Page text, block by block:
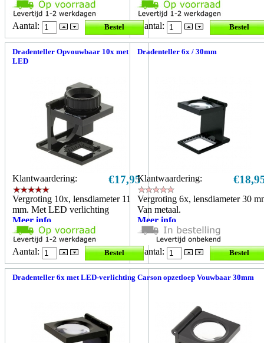
Aantal: Aantal:
Dradenteller Opvouwbaar 10x met
LED
Klantwaardering: €17,95
Vergroting 10x, lensdiameter 11
mm. Met LED verlichting
Meer info
Aantal:
Dradenteller 6x / 30mm
Klantwaardering:
Vergroting 6x, lensdiameter 30
Van metaal.
Meer info
Aantal:
Dradenteller 6x met LED-verlichting Carson opzetloep Vouwbaar 30mm